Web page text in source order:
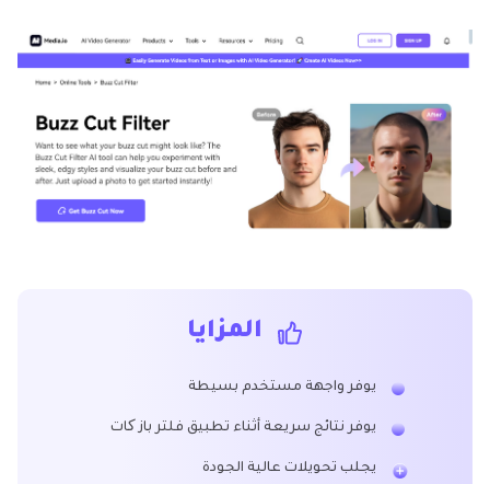
المزايا
يوفر واجهة مستخدم بسيطة
يوفر نتائج سريعة أثناء تطبيق فلتر باز کات
يجلب تحويلات عالية الجودة